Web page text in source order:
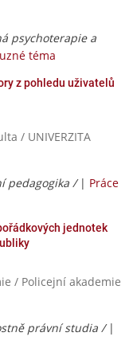
psychoterapie a
téma
z pohledu uživatelů
/ UNIVERZITA
pedagogika / | Práce
jednotek
/ Policejní akademie
právní studia / |